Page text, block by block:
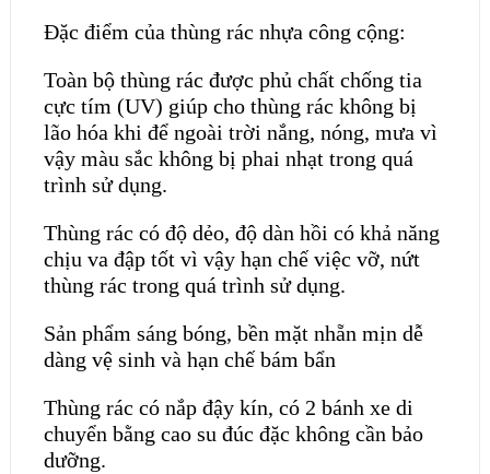
Đặc điểm của thùng rác nhựa công cộng:
Toàn bộ thùng rác được phủ chất chống tia
cực tím (UV) giúp cho thùng rác không bị
lão hóa khi để ngoài trời nắng, nóng, mưa vì
vậy màu sắc không bị phai nhạt trong quá
trình sử dụng.
Thùng rác có độ dẻo, độ dàn hồi có khả năng
chịu va đập tốt vì vậy hạn chế việc vỡ, nứt
thùng rác trong quá trình sử dụng.
Sản phẩm sáng bóng, bền mặt nhẵn mịn dễ
dàng vệ sinh và hạn chế bám bẩn
Thùng rác có nắp đậy kín, có 2 bánh xe di
chuyển bằng cao su đúc đặc không cần bảo
dưỡng.